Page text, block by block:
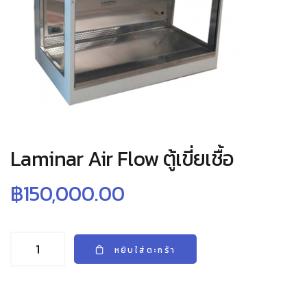
Laminar Air Flow ตู้เขี่ยเชื้อ
฿150,000.00
หยิบใส่ตะกร้า